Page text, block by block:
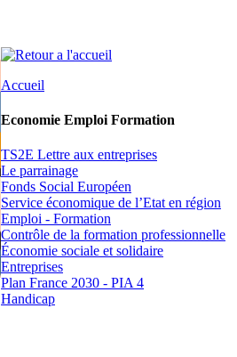
Accueil
Economie Emploi Formation
TS2E Lettre aux entreprises
Le parrainage
Fonds Social Européen
Service économique de l’Etat en région
Emploi - Formation
Contrôle de la formation professionnelle
Économie sociale et solidaire
Entreprises
Plan France 2030 - PIA 4
Handicap